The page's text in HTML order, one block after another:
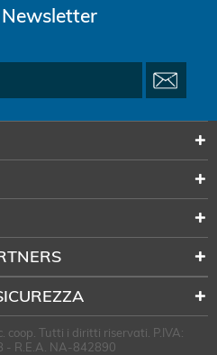
Newsletter
coop. Tutti i diritti riservati. P.IVA:
- R.E.A. NA-842890